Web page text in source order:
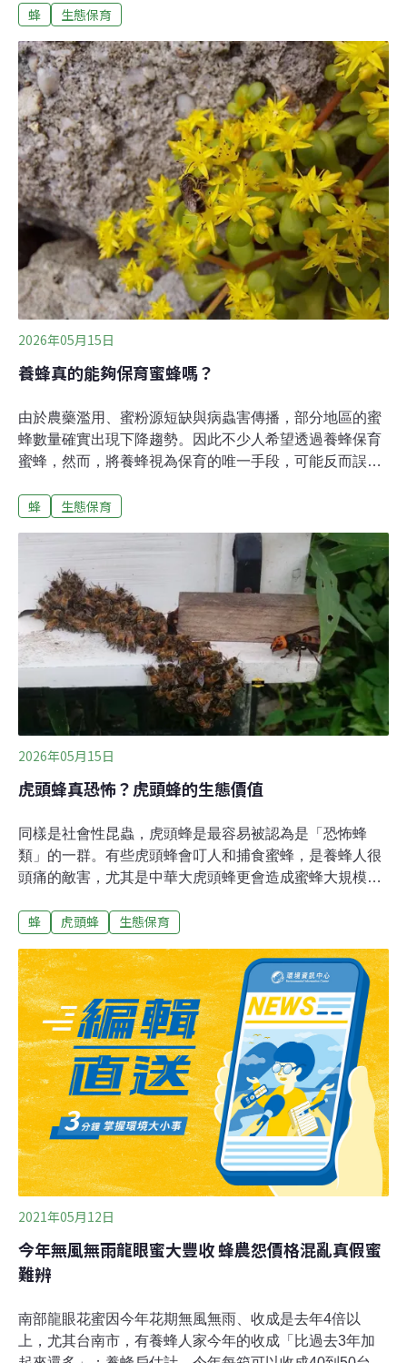
蜂類中，只有分類於蜜蜂科 （Apidae） 蜜蜂屬 （Apis）
有九種，其中能被人為飼養、透過管理技術提高蜂群數量
與蜂產品產量與品質的，主要是東方蜂（Apis cerana，台
灣俗稱野蜂）與西洋蜂（Apis mellifera）。蜜蜂的歷史 西
洋蜂怎麼來到台灣？東方蜂是台灣的原生種，而西洋蜂則
是在日治時期由日本引入，至今已成為全球養蜂業中最廣
泛飼養的蜂種。西洋蜂雖然具有極高的經濟價值，但西洋
蜂在台灣若缺乏人為照顧，其實很難在自然環境中建立穩
定族群，也容易因蜂蟹蟎寄生、虎頭蜂捕食或蜜粉源不足
而導致整群滅亡。
蜂 生態保育
2026年05月15日
養蜂真的能夠保育蜜蜂嗎？
由於農藥濫用、蜜粉源短缺與病蟲害傳播，部分地區的蜜
蜂數量確實出現下降趨勢。因此不少人希望透過養蜂保育
蜜蜂，然而，將養蜂視為保育的唯一手段，可能反而誤導
conservation）與域外保育 （ex-situ conservation），兩
生存，牠們需自由飛行採集花蜜、花粉與水源，有些種類
甚至會捕食其他小型節肢動物。也因此，單純增加蜂群數
量，並不能取代對棲地與生態系整體條件的改善。保育生
物學強調的是讓族群和生物多樣性的永續生存，因此要能
保育蜜蜂和各種蜂類，維繫與其他生物之間的關係，和友
善的棲地條件才是重點。若盲目擴張蜂群規模，不但會增
加飼養成本，反而可能加劇對原生蜂類的生存壓力。飼養
西洋蜂與東方蜂（野蜂）雖然屬於合法的農業行為，卻不
必然等同於保育行動。若環境條件未能改善、蜜源長期匱
蜂 生態保育
2026年05月15日
虎頭蜂真恐怖？虎頭蜂的生態價值
同樣是社會性昆蟲，虎頭蜂是最容易被認為是「恐怖蜂
類」的一群。有些虎頭蜂會叮人和捕食蜜蜂，是養蜂人很
頭痛的敵害，尤其是中華大虎頭蜂更會造成蜜蜂大規模死
頭蜂並非只有令人畏懼的一面。牠們在生態系中仍扮演著
後果。虎頭蜂價值在哪裡？虎頭蜂是會捕捉小昆蟲做為幼
蟲的食物，因此能控制環境中小型節肢動物的數量，對於
維持生態的穩定有著一定的影響力。除此之外，牠們其實
也會訪花並吸食花蜜，同時幫助野生植物傳布花粉，也因
牠們為會採集植物分泌的甜味、含糖物質，例如花蜜、光
臘樹的樹液以及熟透的水果，像是龍眼、荔枝、鳳梨等等
以補充熱量，因此虎頭蜂也參與自然界的物質循環。在某
些文化與地區，虎頭蜂甚至被視為經濟昆蟲。虎頭蜂的幼
蟲與蛹被一些人視為美味，成蜂則可泡酒，因此有人會刻
意到野外摘除蜂巢。然而，並非所有虎頭蜂巢都必須移
除。
蜂 虎頭蜂 生態保育
2021年05月12日
今年無風無雨龍眼蜜大豐收 蜂農怨價格混亂真假蜜
難辨
南部龍眼花蜜因今年花期無風無雨、收成是去年4倍以
上，尤其台南市，有養蜂人家今年的收成「比過去3年加